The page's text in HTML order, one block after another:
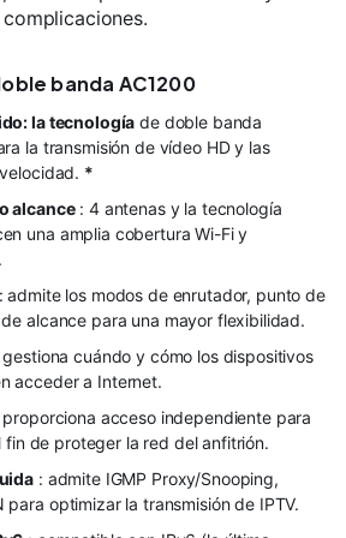
banda AC1200
la tecnología de doble banda
la transmisión de vídeo HD y las
*
alcance: 4 antenas y la tecnología
una amplia cobertura Wi-Fi y
: admite los modos de enrutador, punto de
alcance para una mayor flexibilidad.
gestiona cuándo y cómo los dispositivos
acceder a Internet.
acceso independiente para
fin de proteger la red del anfitrión.
: admite IGMP Proxy/Snooping,
para optimizar la transmisión de IPTV.